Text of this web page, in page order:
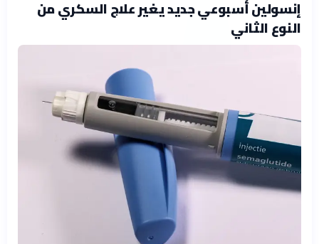
إنسولين أسبوعي جديد يغير علاج السكري من
النوع الثاني